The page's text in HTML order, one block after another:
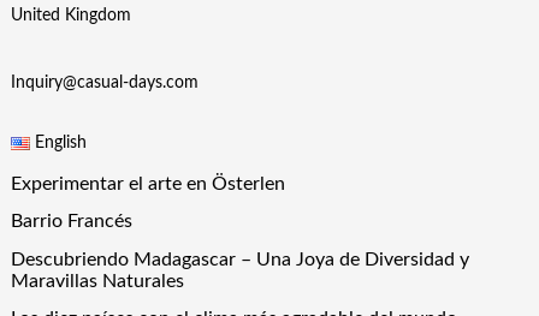
United Kingdom
Inquiry@casual-days.com
English
Experimentar el arte en Österlen
Barrio Francés
Descubriendo Madagascar – Una Joya de Diversidad y
Maravillas Naturales